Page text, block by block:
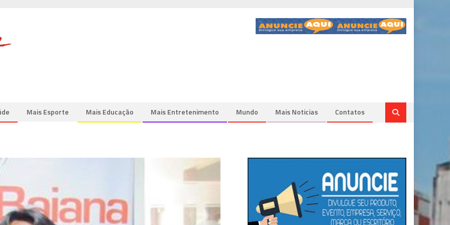
Mais Esporte Mais Educação Mais Entretenimento Mundo Mais Noticias Contatos